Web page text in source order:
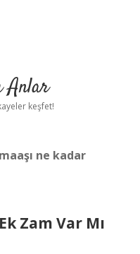
Anlar
keşfet!
ne kadar
Zam Var Mı